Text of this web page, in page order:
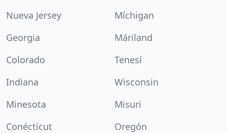
Nueva Jersey
Míchigan
Georgia
Máriland
Colorado
Tenesí
Indiana
Wisconsin
Minesota
Misuri
Conécticut
Oregón